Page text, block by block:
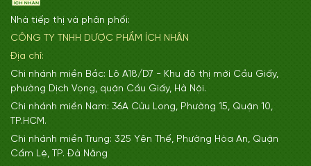
Nhà tiếp thị và phân phối:
CÔNG TY TNHH DƯỢC PHẨM ÍCH NHÂN
Địa chỉ:
Chi nhánh miền Bắc: Lô A18/D7 - Khu đô thị mới Cầu Giấy,
phường Dịch Vọng, quận Cầu Giấy, Hà Nội.
Chi nhánh miền Nam: 36A Cửu Long, Phường 15, Quận 10,
TP.HCM.
Chi nhánh miền Trung: 325 Yên Thế, Phường Hòa An, Quận
Cẩm Lệ, TP. Đà Nẵng